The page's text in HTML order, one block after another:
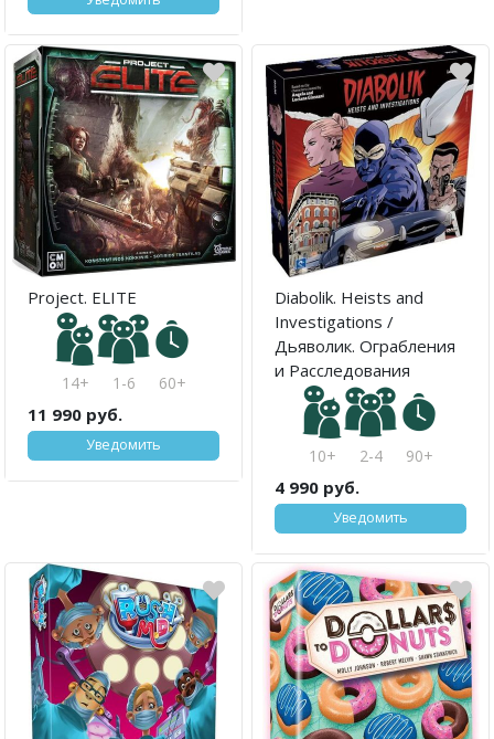
Project. ELITE
14+ 1-6 60+
11 990 руб.
Уведомить
Diabolik. Heists and
Investigations /
Дьяволик. Ограбления
и Расследования
10+ 2-4 90+
4 990 руб.
Уведомить